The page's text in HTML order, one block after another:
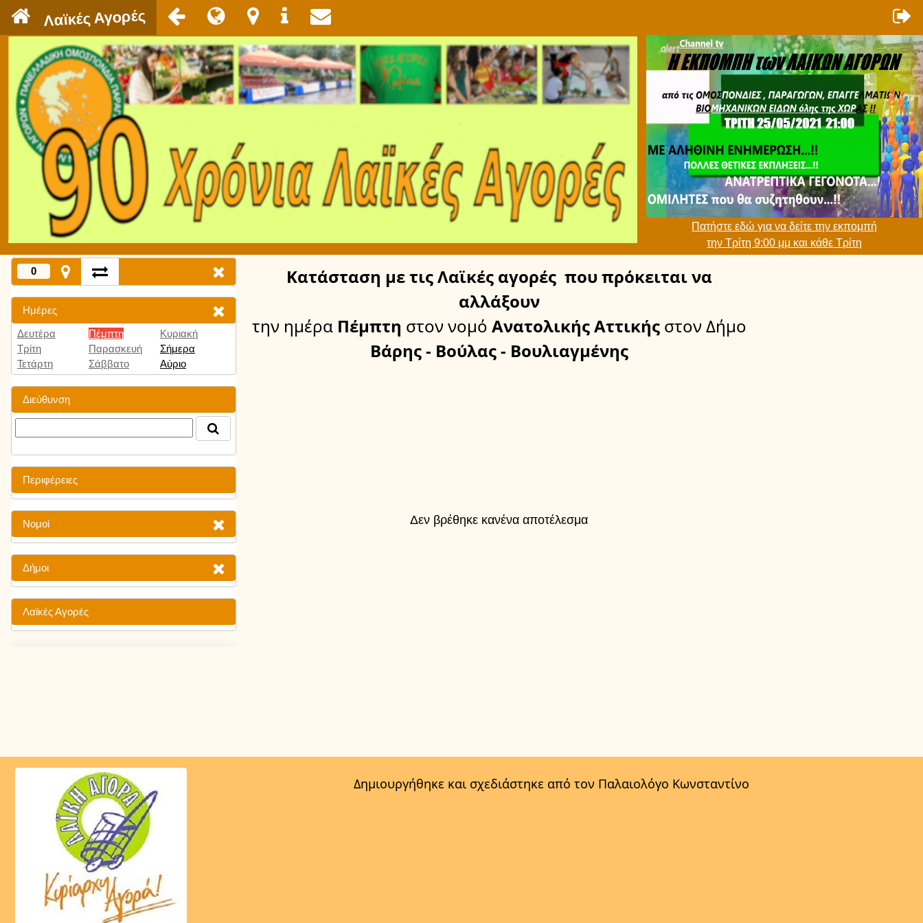
Λαϊκές Αγορές
Πατήστε εδώ για να δείτε την εκπομπή
την Τρίτη 9:00 μμ και κάθε Τρίτη
0
Ημέρες
Δευτέρα
Τρίτη
Τετάρτη
Πέμπτη
Παρασκευή
Σάββατο
Κυριακή
Σήμερα
Αύριο
Διεύθυνση
Περιφέρειες
Νομοί
Δήμοι
Λαϊκές Αγορές
Κατάσταση με τις Λαϊκές αγορές που πρόκειται να
αλλάξουν
την ημέραΠέμπτη στον νομό Ανατολικής Αττικής στον Δήμο
Βάρης - Βούλας - Βουλιαγμένης
Δεν βρέθηκε κανένα αποτέλεσμα
Δημιουργήθηκε και σχεδιάστηκε από τον Παλαιολόγο Κωνσταντίνο